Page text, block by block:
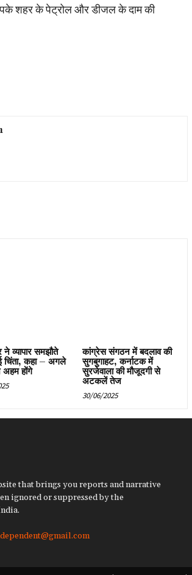
शहर के पेट्रोल और डीजल के दाम की
व्यापार समझौते
चिंता, कहा – अगले
होंगे
कांग्रेस संगठन में बदलाव की
सुगबुगाहट, कर्नाटक में
सुरजेवाला की मौजूदगी से
अटकलें तेज
30/06/2025
that brings you reports and narrative
ignored or suppressed by the